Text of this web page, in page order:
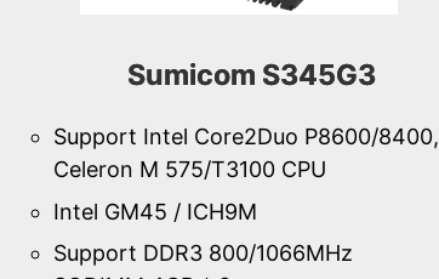
Sumicom S345G3
Support Intel Core2Duo P8600/8400,
Celeron M 575/T3100 CPU
Intel GM45 / ICH9M
Support DDR3 800/1066MHz